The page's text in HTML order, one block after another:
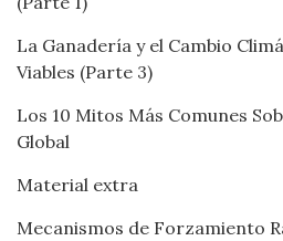
La Ganadería y el Cambio
Viables (Parte 3)
Los 10 Mitos Más Comunes
Global
Material extra
Mecanismos de Forzamiento